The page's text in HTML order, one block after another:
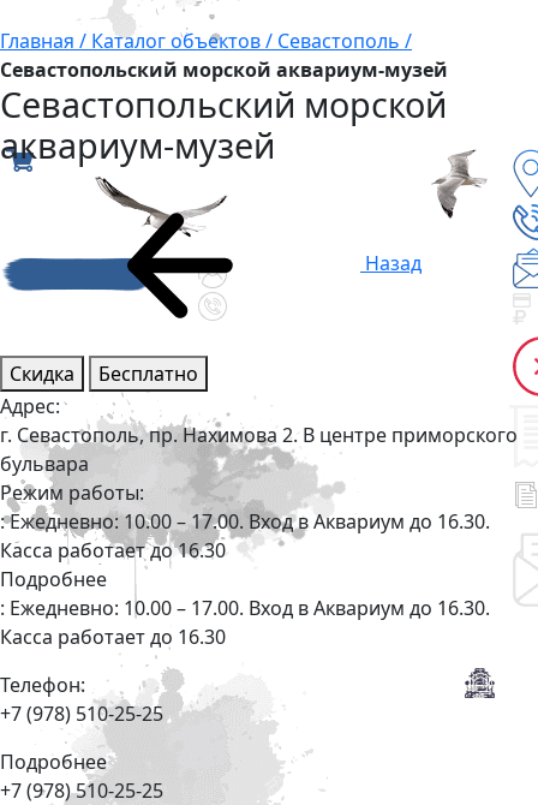
Главная / Каталог объектов / Севастополь /
Севастопольский морской аквариум-музей
Севастопольский морской
аквариум-музей
Назад
Скидка
Бесплатно
Адрес:
г. Севастополь, пр. Нахимова 2. В центре приморского
бульвара
Режим работы:
: Ежедневно: 10.00 – 17.00. Вход в Аквариум до 16.30.
Касса работает до 16.30
Подробнее
: Ежедневно: 10.00 – 17.00. Вход в Аквариум до 16.30.
Касса работает до 16.30
Телефон:
+7 (978) 510-25-25
Подробнее
+7 (978) 510-25-25